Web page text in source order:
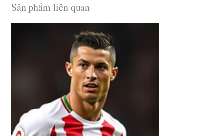
Sản phẩm liên quan